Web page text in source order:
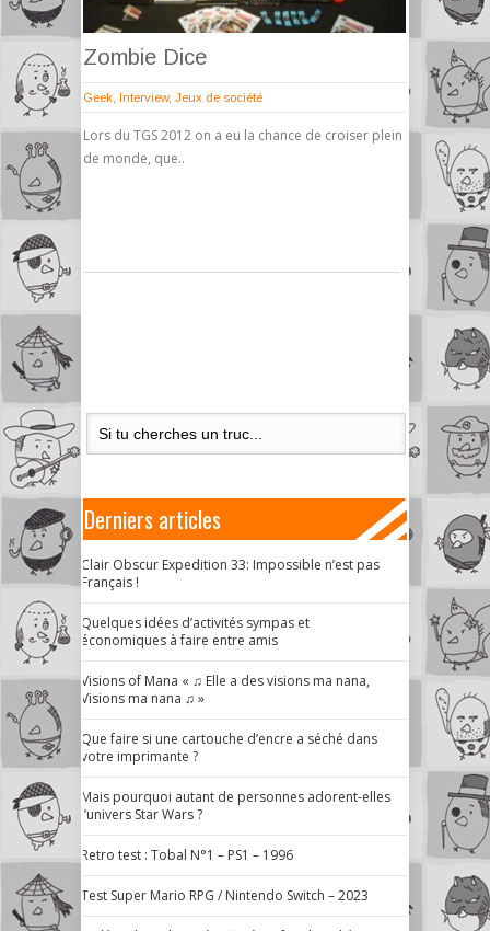
Zombie Dice
Geek Interview, Jeux de société
Lors du TGS 2012 on a eu la chance de croiser plein
de monde, que..
Derniers articles
Clair Obscur Expedition 33: Impossible n’est pas
Français !
Quelques idées d’activités sympas et
économiques à faire entre amis
Visions of Mana « ♫ Elle a des visions ma nana,
Visions ma nana ♫ »
Que faire si une cartouche d’encre a séché dans
votre imprimante ?
Mais pourquoi autant de personnes adorent-elles
l’univers Star Wars ?
Retro test : Tobal N°1 – PS1 – 1996
Test Super Mario RPG / Nintendo Switch – 2023